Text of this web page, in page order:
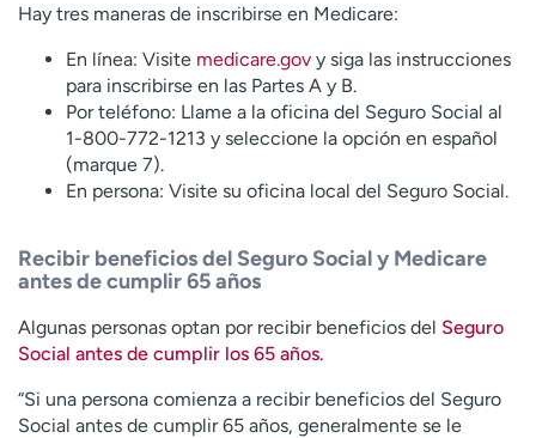
Hay tres maneras de inscribirse en Medicare:
En línea: Visite medicare.gov y siga las instrucciones
para inscribirse en las Partes A y B.
Por teléfono: Llame a la oficina del Seguro Social al
1-800-772-1213 y seleccione la opción en español
(marque 7).
En persona: Visite su oficina local del Seguro Social.
Recibir beneficios del Seguro Social y Medicare
antes de cumplir 65 años
Algunas personas optan por recibir beneficios del Seguro
Social antes de cumplir los 65 años.
“Si una persona comienza a recibir beneficios del Seguro
Social antes de cumplir 65 años, generalmente se le